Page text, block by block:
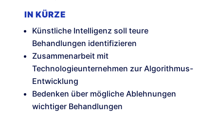
IN KÜRZE
Künstliche Intelligenz soll teure
Behandlungen identifizieren
Zusammenarbeit mit
Technologieunternehmen zur Algorithmus-
Entwicklung
Bedenken über mögliche Ablehnungen
wichtiger Behandlungen